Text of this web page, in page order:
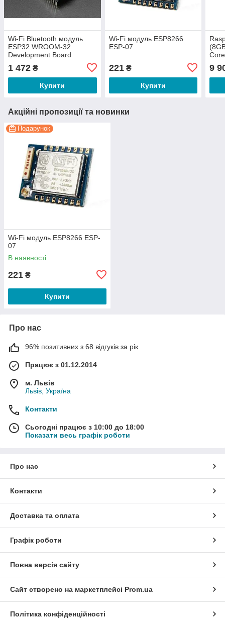
Wi-Fi Bluetooth модуль
ESP32 WROOM-32
Development Board
1 472 ₴
Купити
Wi-Fi модуль ESP8266
ESP-07
221₴
Купити
9
Акційні пропозиції та новинки
Подарунок
Wi-Fi модуль ESP8266 ESP-
07
В наявності
221 ₴
Купити
Про нас
96% позитивних з 68 відгуків за рік
Працює з 01.12.2014
м. Львів
Львів, Україна
Контакти
Сьогодні працює з 10:00 до 18:00
Показати весь графік роботи
Про нас
Контакти
Доставка та оплата
Графік роботи
Повна версія сайту
Сайт створено на маркетплейсі Prom.ua
Політика конфіденційності